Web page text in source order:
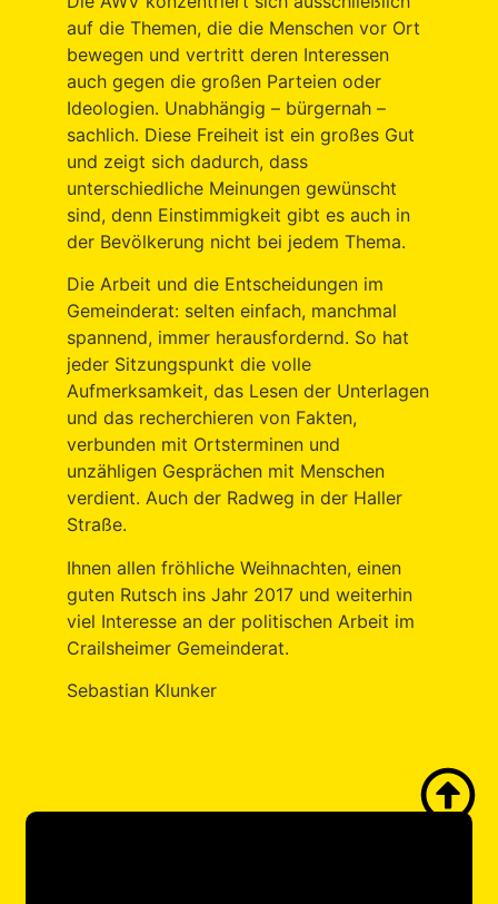
auf die Themen, die die Menschen vor Ort
bewegen und vertritt deren Interessen
auch gegen die großen Parteien oder
Ideologien. Unabhängig – bürgernah –
sachlich. Diese Freiheit ist ein großes Gut
und zeigt sich dadurch, dass
unterschiedliche Meinungen gewünscht
sind, denn Einstimmigkeit gibt es auch in
der Bevölkerung nicht bei jedem Thema.
Die Arbeit und die Entscheidungen im
Gemeinderat: selten einfach, manchmal
spannend, immer herausfordernd. So hat
jeder Sitzungspunkt die volle
Aufmerksamkeit, das Lesen der Unterlagen
und das recherchieren von Fakten,
verbunden mit Ortsterminen und
unzähligen Gesprächen mit Menschen
verdient. Auch der Radweg in der Haller
Straße.
Ihnen allen fröhliche Weihnachten, einen
guten Rutsch ins Jahr 2017 und weiterhin
viel Interesse an der politischen Arbeit im
Crailsheimer Gemeinderat.
Sebastian Klunker